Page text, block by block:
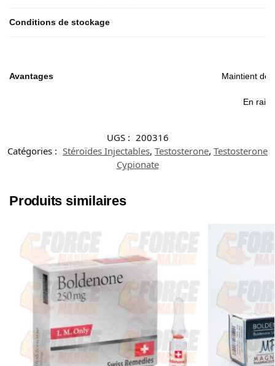
Conditions de stockage
Avantages Maintient
En
UGS : 200316
Catégories : Stéroïdes Injectables, Testosterone, Testosterone
Cypionate
Produits similaires